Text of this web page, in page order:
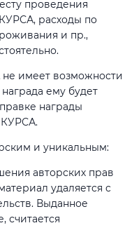
проведения
расходы по
и пр.,
имеет возможности
ему будет
награды
и уникальным:
авторских прав
удаляется с
Выданное
считается